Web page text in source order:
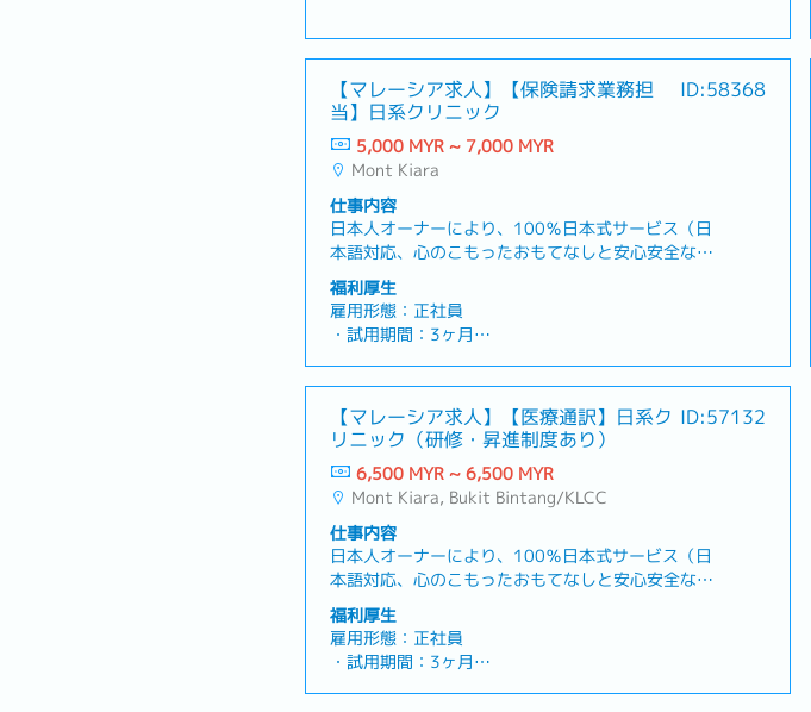
指しています。【採用背景】新店オープンに伴う増
管理、シフト調整、在庫・発注管理など）- 日本から
のシェフ・スタッフとのコミュニケーションサポー
ト- 接客シーンでの通訳業務（日本語⇄英語）- メニ
ュー・レシピの説明補助- 接客・調理補助（簡単な調
ュアル翻訳など）【魅力ポイント】- 日系ショッピン
グモールの中にあり、非常によいロケーションで
す！
■勤務地 ：ブキビンタン 【クアラルンプール】
■基本給与：RM8,000 ～ 10,000 ※経験値やスキル
に応じて変動
■ボーナス：あり ※業績に応じる
■保険加入：あり
■家賃手当：あり(上限あり)
■交通費 ：都度請求可能
■有給休暇：年間8日
■病欠休暇：年間14日
<その他>
マレーシアへの片道航空券は企業負担
就労ビザ：会社負担にて申請・取得サポートあり
【マレーシア求人】【保険請求業務担
当】日系クリニック
ID:58368
5,000 MYR ~ 7,000 MYR
Mont Kiara
仕事内容
日本人オーナーにより、100％日本式サービス（日
本語対応、心のこもったおもてなしと安心安全な医
療サービス）を目指して設立された総合クリニック
です。仕事ぶりや成果を評価する賞与や昇給の制度
も確立しており、きちんと能力を評価されたい！と
いうやる気のある方にお勧めの求人です。【業務内
容】・日本側、マレーシア側での保険に関わる事務
手続き・日次、月次の経理事務・そのほかクリニッ
ク運営において必要な総務事務※英語と日本語の使
用についてはおおよそ半分ずつの割合となります
福利厚生
雇用形態：正社員
・試用期間：3ヶ月
・勤務地：モントキアラ【クアラルンプール】
・給与 : RM5,000～7,000※言語手当RM500含む
（経験・スキルに応じる）
・賞与：事業成績により年1回支給
・健康 / 医療保険：あり（試用期間後に加入）
・交通費 : 支給あり（規定に準ずる）
・有給休暇：8日スタート（年次ごとに追加）
・病床休暇：14日
【マレーシア求人】【医療通訳】日系ク
リニック（研修・昇進制度あり）
ID:57132
6,500 MYR ~ 6,500 MYR
Mont Kiara, Bukit Bintang/KLCC
仕事内容
日本人オーナーにより、100％日本式サービス（日
本語対応、心のこもったおもてなしと安心安全な医
療サービス）を目指して設立された総合クリニック
です。仕事ぶりや成果を評価する賞与や昇給の制度
も確立しており、きちんと能力を評価されたい！と
いうやる気のある方にお勧めの求人です。【業務内
容】・クリニックの受付係・日本側、マレーシア側
福利厚生
雇用形態：正社員
・試用期間：3ヶ月